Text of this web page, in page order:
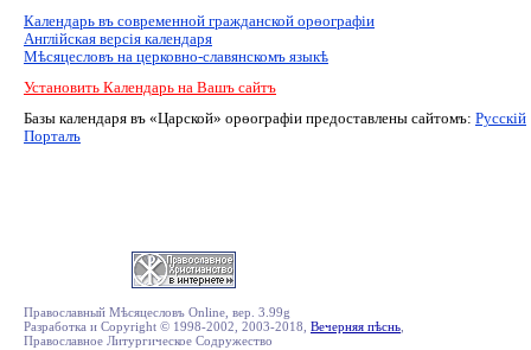
Календарь въ современной гражданской орѳографiи
Англiйская версiя календаря
Мѣсяцесловъ на церковно-славянскомъ языкѣ
Установить Календарь на Вашъ сайтъ
Базы календаря въ «Царской» орѳографiи предоставлены сайтомъ: Русскiй
Порталъ
Православный Мѣсяцесловъ Online, вер. 3.99g
Разработка и Copyright © 1998-2002, 2003-2018, Вечерняя пѣснь
Православное Литургическое Содружество